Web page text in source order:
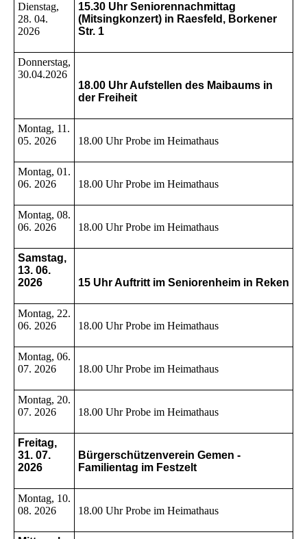
Dienstag,
28. 04.
2026
15.30 Uhr Seniorennachmittag
(Mitsingkonzert) in Raesfeld, Borkener
Str. 1
Donnerstag,
30.04.2026
18.00 Uhr Aufstellen des Maibaums in
der Freiheit
Montag, 11.
05. 2026
18.00 Uhr Probe im Heimathaus
Montag, 01.
06. 2026
18.00 Uhr Probe im Heimathaus
Montag, 08.
06. 2026
18.00 Uhr Probe im Heimathaus
Samstag,
13. 06.
2026
15 Uhr Auftritt im Seniorenheim in Reken
Montag, 22.
06. 2026
18.00 Uhr Probe im Heimathaus
Montag, 06.
07. 2026
18.00 Uhr Probe im Heimathaus
Montag, 20.
07. 2026
18.00 Uhr Probe im Heimathaus
Freitag,
31. 07.
2026
Bürgerschützenverein Gemen -
Familientag im Festzelt
Montag, 10.
08. 2026
18.00 Uhr Probe im Heimathaus